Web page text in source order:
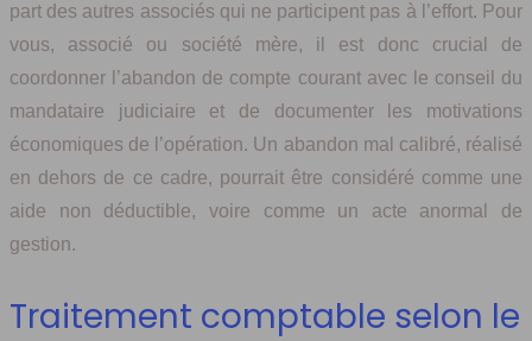
part des autres associés qui ne participent pas à l’effort. Pour
vous, associé ou société mère, il est donc crucial de
coordonner l’abandon de compte courant avec le conseil du
mandataire judiciaire et de documenter les motivations
économiques de l’opération. Un abandon mal calibré, réalisé
en dehors de ce cadre, pourrait être considéré comme une
aide non déductible, voire comme un acte anormal de
gestion.
Traitement comptable selon le